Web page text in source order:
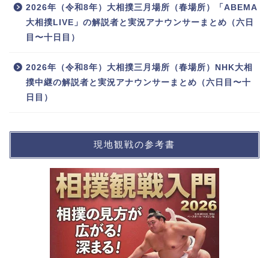
2026年（令和8年）大相撲三月場所（春場所）「ABEMA
大相撲LIVE」の解説者と実況アナウンサーまとめ（六日
目〜十日目）
2026年（令和8年）大相撲三月場所（春場所）NHK大相
撲中継の解説者と実況アナウンサーまとめ（六日目〜十
日目）
現地観戦の参考書